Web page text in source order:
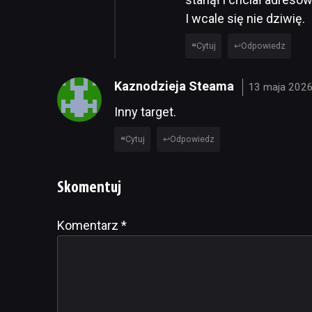
I wcale się nie dziwię.
Cytuj Odpowiedz
Kaznodzieja Steama 13 maja
Inny target.
Cytuj Odpowiedz
Skomentuj
Komentarz *
Alternative: